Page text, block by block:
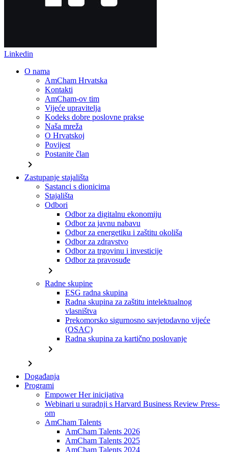
Linkedin
O nama
AmCham Hrvatska
Kontakti
AmCham-ov tim
Vijeće upravitelja
Kodeks dobre poslovne prakse
Naša mreža
O Hrvatskoj
Povijest
Postanite član
chevron_right
Zastupanje stajališta
Sastanci s dionicima
Stajališta
Odbori
Odbor za digitalnu ekonomiju
Odbor za javnu nabavu
Odbor za energetiku i zaštitu okoliša
Odbor za zdravstvo
Odbor za trgovinu i investicije
Odbor za pravosuđe
chevron_right
Radne skupine
ESG radna skupina
Radna skupina za zaštitu intelektualnog
vlasništva
Prekomorsko sigurnosno savjetodavno vijeće
(OSAC)
Radna skupina za kartično poslovanje
chevron_right
chevron_right
Događanja
Programi
Empower Her inicijativa
Webinari u suradnji s Harvard Business Review Press-
om
AmCham Talents
AmCham Talents 2026
AmCham Talents 2025
AmCham Talents 2024